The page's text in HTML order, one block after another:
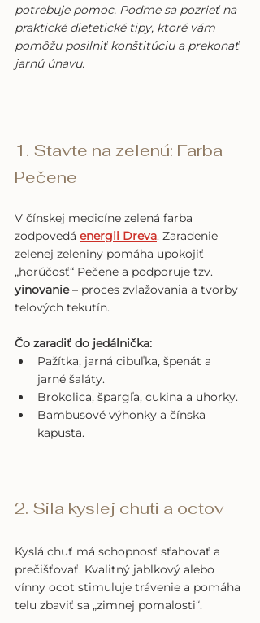
potrebuje pomoc. Poďme sa pozrieť na
praktické dietetické tipy, ktoré vám
pomôžu posilniť konštitúciu a prekonať
jarnú únavu.
1. Stavte na zelenú: Farba
Pečene
V čínskej medicíne zelená farba
zodpovedá energii Dreva. Zaradenie
zelenej zeleniny pomáha upokojiť
„horúčosť“ Pečene a podporuje tzv.
yinovanie – proces zvlažovania a tvorby
telových tekutín.
Čo zaradiť do jedálnička:
Pažítka, jarná cibuľka, špenát a
jarné šaláty.
Brokolica, špargľa, cukina a uhorky.
Bambusové výhonky a čínska
kapusta.
2. Sila kyslej chuti a octov
Kyslá chuť má schopnosť sťahovať a
prečišťovať. Kvalitný jablkový alebo
vínny ocot stimuluje trávenie a pomáha
telu zbaviť sa „zimnej pomalosti“.